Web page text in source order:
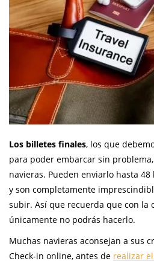
Los billetes finales, los que
para poder embarcar sin
navieras. Pueden enviarlo hasta
y son completamente
subir. Así que recuerda que con la
únicamente no podrás hacerlo.
Muchas navieras aconsejan a sus
Check-in online, antes de realizar